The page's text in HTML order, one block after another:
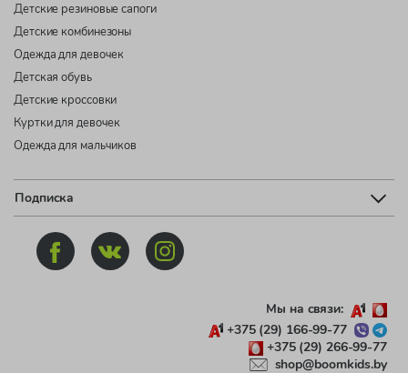
Детские резиновые сапоги
Детские комбинезоны
Одежда для девочек
Детская обувь
Детские кроссовки
Куртки для девочек
Одежда для мальчиков
Подписка
Мы на связи:
+375 (29) 166-99-77
+375 (29) 266-99-77
shop@boomkids.by